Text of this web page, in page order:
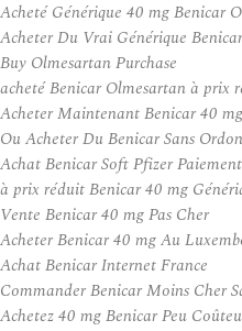
Acheté Générique 40 mg Benicar
Acheter Du Vrai Générique
Buy Olmesartan Purchase
acheté Benicar Olmesartan à prix
Acheter Maintenant Benicar 40 mg
Ou Acheter Du Benicar Sans
Achat Benicar Soft Pfizer
à prix réduit Benicar 40 mg
Vente Benicar 40 mg Pas Cher
Acheter Benicar 40 mg Au
Achat Benicar Internet France
Commander Benicar Moins Cher
Achetez 40 mg Benicar Peu